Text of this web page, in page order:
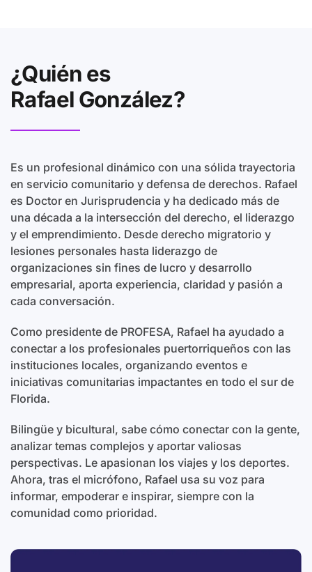
¿Quién es
Rafael González?
Es un profesional dinámico con una sólida trayectoria
en servicio comunitario y defensa de derechos. Rafael
es Doctor en Jurisprudencia y ha dedicado más de
una década a la intersección del derecho, el liderazgo
y el emprendimiento. Desde derecho migratorio y
lesiones personales hasta liderazgo de
organizaciones sin fines de lucro y desarrollo
empresarial, aporta experiencia, claridad y pasión a
cada conversación.
Como presidente de PROFESA, Rafael ha ayudado a
conectar a los profesionales puertorriqueños con las
instituciones locales, organizando eventos e
iniciativas comunitarias impactantes en todo el sur de
Florida.
Bilingüe y bicultural, sabe cómo conectar con la gente,
analizar temas complejos y aportar valiosas
perspectivas. Le apasionan los viajes y los deportes.
Ahora, tras el micrófono, Rafael usa su voz para
informar, empoderar e inspirar, siempre con la
comunidad como prioridad.